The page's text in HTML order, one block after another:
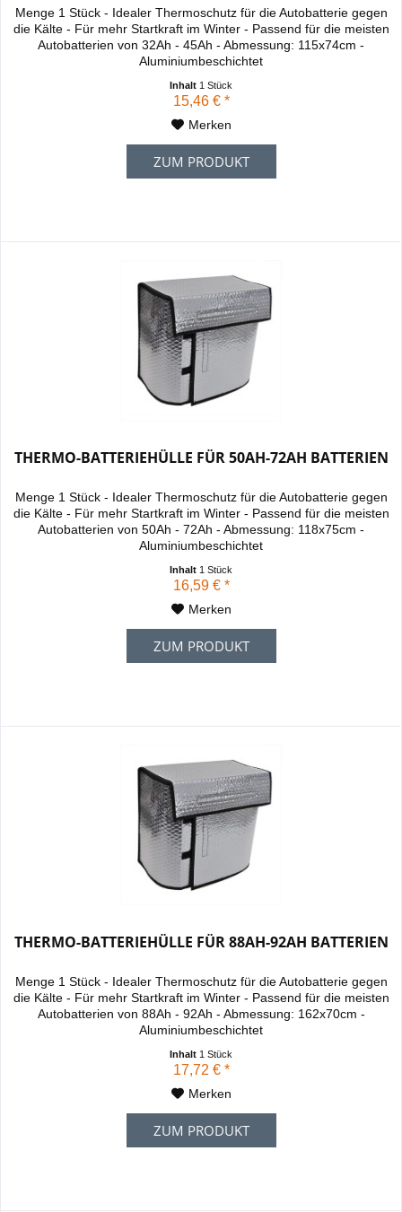
Menge 1 Stück - Idealer Thermoschutz für die Autobatterie gegen
die Kälte - Für mehr Startkraft im Winter - Passend für die meisten
Autobatterien von 32Ah - 45Ah - Abmessung: 115x74cm -
Aluminiumbeschichtet
Inhalt 1 Stück
15,46 € *
Merken
ZUM PRODUKT
THERMO-BATTERIEHÜLLE FÜR 50AH-72AH BATTERIEN
Menge 1 Stück - Idealer Thermoschutz für die Autobatterie gegen
die Kälte - Für mehr Startkraft im Winter - Passend für die meisten
Autobatterien von 50Ah - 72Ah - Abmessung: 118x75cm -
Aluminiumbeschichtet
Inhalt 1 Stück
16,59 € *
Merken
ZUM PRODUKT
THERMO-BATTERIEHÜLLE FÜR 88AH-92AH BATTERIEN
Menge 1 Stück - Idealer Thermoschutz für die Autobatterie gegen
die Kälte - Für mehr Startkraft im Winter - Passend für die meisten
Autobatterien von 88Ah - 92Ah - Abmessung: 162x70cm -
Aluminiumbeschichtet
Inhalt 1 Stück
17,72 € *
Merken
ZUM PRODUKT